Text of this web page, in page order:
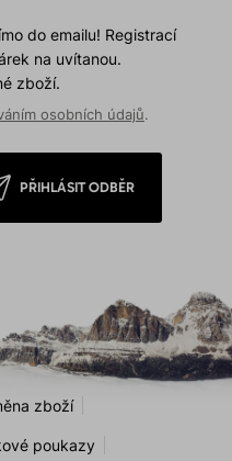
do emailu! Registrací
na uvítanou.
zboží.
osobních údajů.
PŘIHLÁSIT ODBĚR
zboží
poukazy